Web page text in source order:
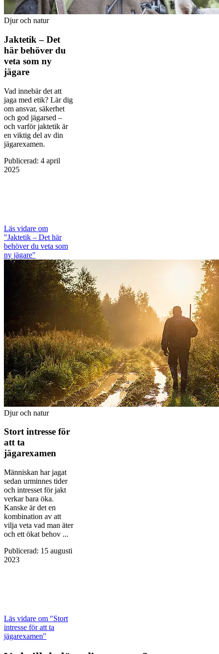
Djur och natur
Jaktetik – Det
här behöver du
veta som ny
jägare
Vad innebär det att
jaga med etik? Lär dig
om ansvar, säkerhet
och god jägarsed –
och varför jaktetik är
en viktig del av din
jägarexamen.
Publicerad: 4 april
2025
Läs vidare om
"Jaktetik – Det här
behöver du veta som
ny jägare"
Djur och natur
Stort intresse för
att ta
jägarexamen
Människan har jagat
sedan urminnes tider
och intresset för jakt
verkar bara öka.
Kanske är det en
kombination av att
vilja veta vad man äter
och ett ökat behov ...
Publicerad: 15 augusti
2023
Läs vidare om "Stort
intresse för att ta
jägarexamen"